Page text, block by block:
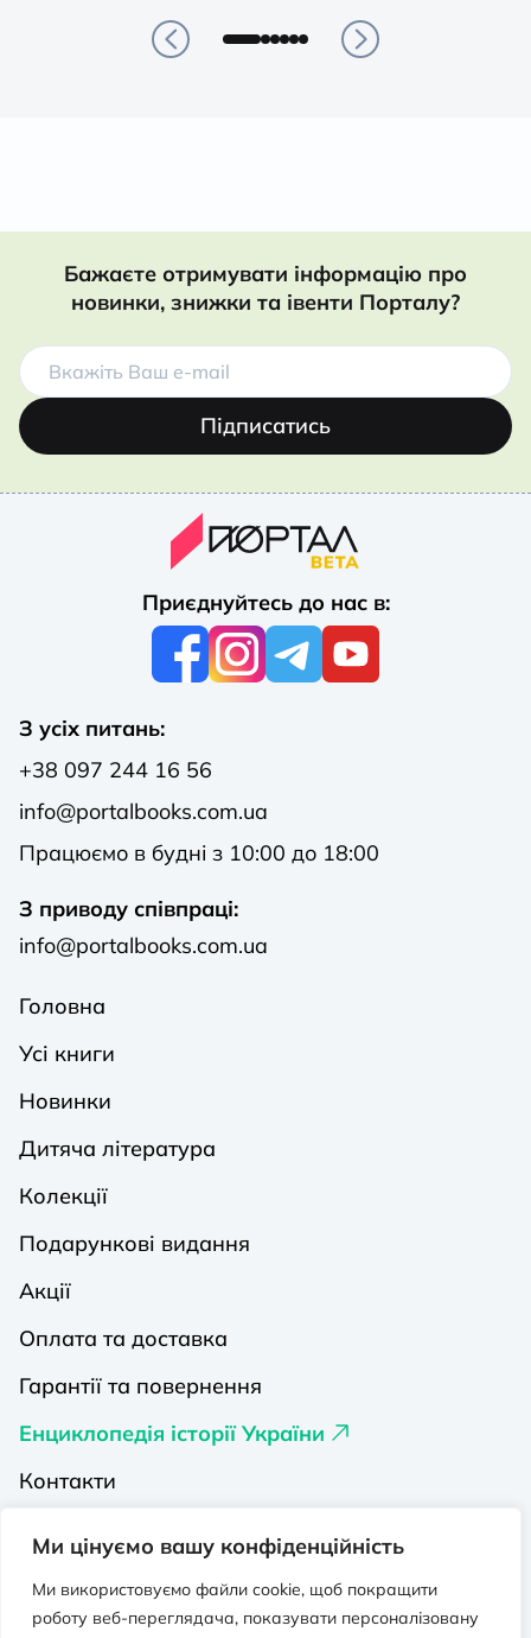
Ми цінуємо вашу конфіденційність
Ми використовуємо файли cookie, щоб покращити
роботу веб-переглядача, показувати персоналізовану
Бажаєте отримувати інформацію про
новинки, знижки та івенти Порталу?
Підписатись
Приєднуйтесь до нас в:
З усіх питань:
+38 097 244 16 56
info@portalbooks.com.ua
Працюємо в будні з 10:00 до 18:00
З приводу співпраці:
info@portalbooks.com.ua
Головна
Усі книги
Новинки
Дитяча література
Колекції
Подарункові видання
Акції
Оплата та доставка
Гарантії та повернення
Енциклопедія історії України
Контакти
Видавництва на Порталі
Політика конфіденційності